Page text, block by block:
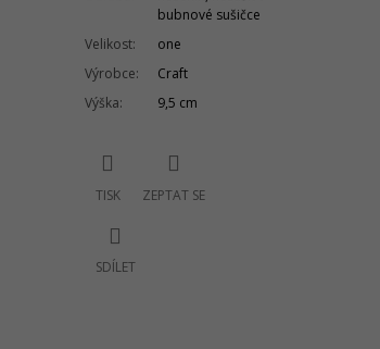
bubnové sušičce
Velikost:
one
Výrobce:
Craft
Výška: 9,5 cm
TISK ZEPTAT SE
SDÍLET